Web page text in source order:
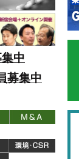
中
募集中